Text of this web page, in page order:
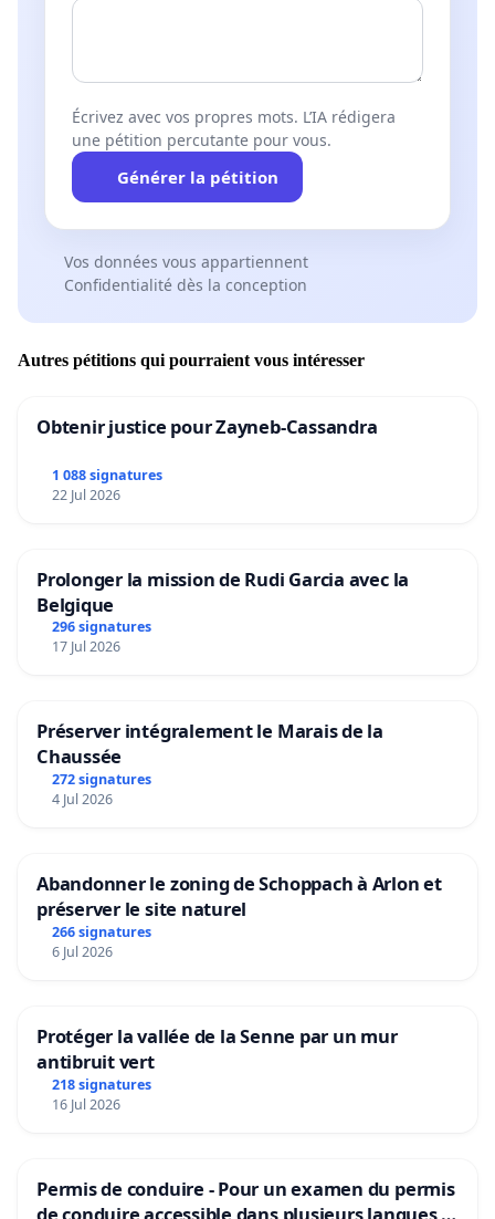
Écrivez avec vos propres mots. L’IA rédigera
une pétition percutante pour vous.
Générer la pétition
Vos données vous appartiennent
Confidentialité dès la conception
Autres pétitions qui pourraient vous intéresser
Obtenir justice pour Zayneb-Cassandra
1 088 signatures
22 Jul 2026
Prolonger la mission de Rudi Garcia avec la
Belgique
296 signatures
17 Jul 2026
Préserver intégralement le Marais de la
Chaussée
272 signatures
4 Jul 2026
Abandonner le zoning de Schoppach à Arlon et
préserver le site naturel
266 signatures
6 Jul 2026
Protéger la vallée de la Senne par un mur
antibruit vert
218 signatures
16 Jul 2026
Permis de conduire - Pour un examen du permis